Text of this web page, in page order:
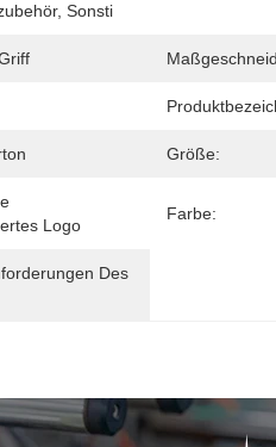
Sonsti
Größe:
Logo
Farbe:
Des